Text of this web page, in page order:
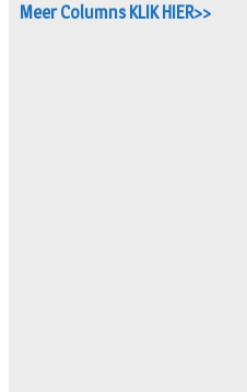
Meer Columns KLIK HIER>>